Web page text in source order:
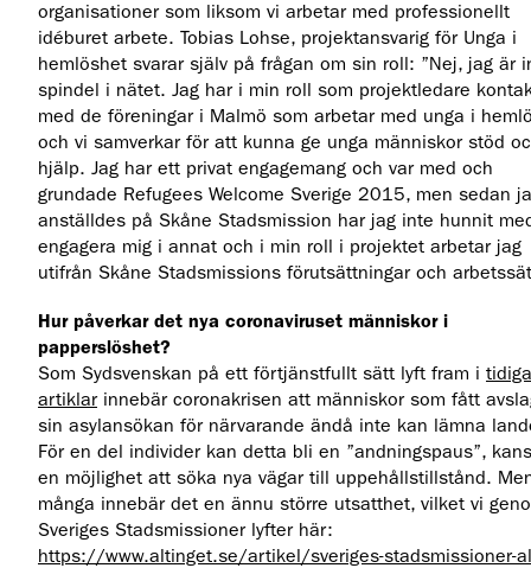
organisationer som liksom vi arbetar med professionellt
idéburet arbete. Tobias Lohse, projektansvarig för Unga i
hemlöshet svarar själv på frågan om sin roll: ”Nej, jag är
spindel i nätet. Jag har i min roll som projektledare
med de föreningar i Malmö som arbetar med unga i
och vi samverkar för att kunna ge unga människor stöd
hjälp. Jag har ett privat engagemang och var med och
grundade Refugees Welcome Sverige 2015, men sedan
anställdes på Skåne Stadsmission har jag inte hunnit
engagera mig i annat och i min roll i projektet arbetar jag
utifrån Skåne Stadsmissions förutsättningar och
Hur påverkar det nya coronaviruset människor i
papperslöshet?
Som Sydsvenskan på ett förtjänstfullt sätt lyft fram i
artiklarinnebär coronakrisen att människor som fått
sin asylansökan för närvarande ändå inte kan lämna
För en del individer kan detta bli en ”andningspaus”,
en möjlighet att söka nya vägar till uppehållstillstånd.
många innebär det en ännu större utsatthet, vilket vi
Sveriges Stadsmissioner lyfter här:
https://www.altinget.se/artikel/sveriges-stadsmissioner-